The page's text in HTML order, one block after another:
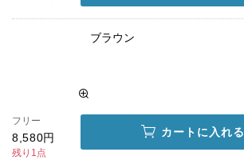
ブラウン
フリー
8,580円
残り1点
カートに入れる